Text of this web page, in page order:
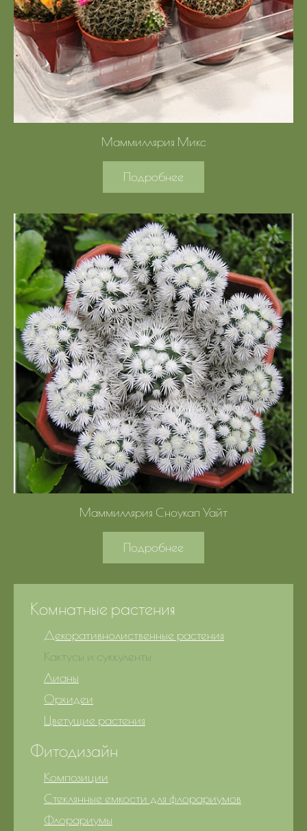
Маммиллярия Микс
Подробнее
Маммиллярия Сноукап Уайт
Подробнее
Комнатные растения
Декоративнолиственные растения
Кактусы и суккуленты
Лианы
Орхидеи
Цветущие растения
Фитодизайн
Композиции
Стеклянные емкости для флорариумов
Флорариумы